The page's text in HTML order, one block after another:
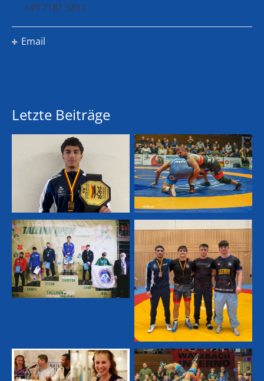
+49 7181 5811
Email
Letzte Beiträge